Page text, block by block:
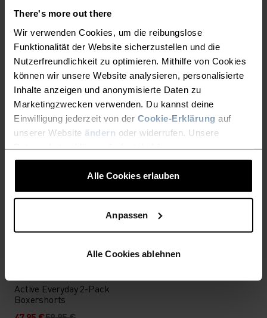
There's more out there
Wir verwenden Cookies, um die reibungslose
Funktionalität der Website sicherzustellen und die
Nutzerfreundlichkeit zu optimieren. Mithilfe von Cookies
können wir unsere Website analysieren, personalisierte
Inhalte anzeigen und anonymisierte Daten zu
Marketingzwecken verwenden. Du kannst deine
Einwilligung jederzeit von der Cookie-Erklärung auf
unserer Website ändern oder widerrufen. Unsere
Alle Cookies erlauben
Anpassen
Alle Cookies ablehnen
27,95 €34,95 €
Light
%
Active F-Dry Light Slip
19,95 €24,95 €
Light
%
Performance Wool 140
Boxershorts
47,95 €59,95 €
-20 %
Light
Active F-Dry Graphic 2-
Pack Boxershorts
-20 %
Light
%
Active F-Dry Graphic 2-
Pack Boxershorts
47,95 €
Light
Active Everyday 2-Pack
Boxershorts